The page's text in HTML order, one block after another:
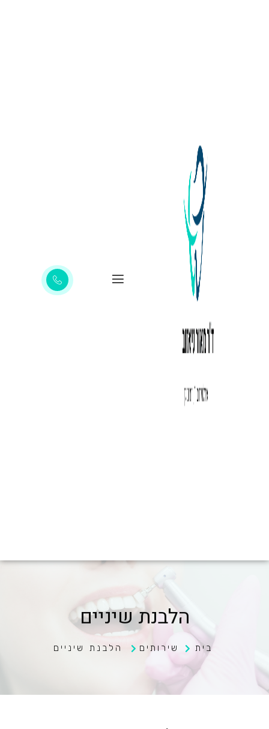
הלבנת שיניים
בית שירותים הלבנת שיניים